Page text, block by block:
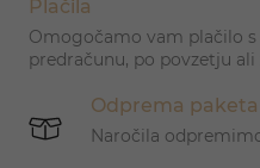
Plačila
Omogočamo vam plačilo
predračunu, po povzetju ali
Odprema paketa
Naročila